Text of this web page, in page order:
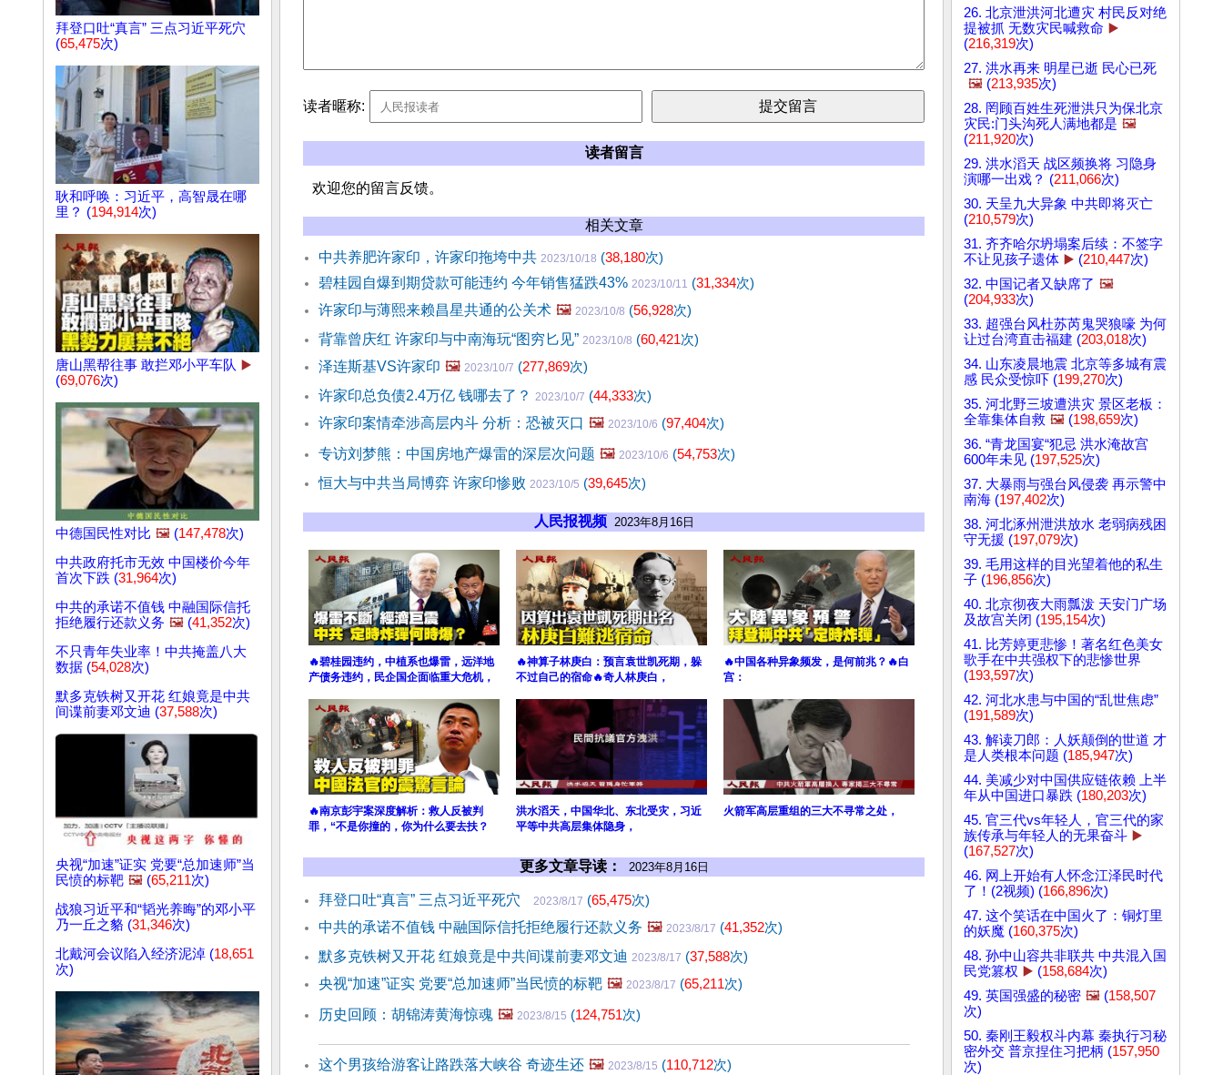
拜登口吐“真言” 三点习近平死穴
(65,475次)
耿和呼唤：习近平，高智晟在哪
里？ (194,914次)
唐山黑帮往事 敢拦邓小平车队 ▶️
(69,076次)
中德国民性对比 🖼️ (147,478次)
中共政府托市无效 中国楼价今年
首次下跌 (31,964次)
中共的承诺不值钱 中融国际信托
拒绝履行还款义务 🖼️ (41,352次)
不只青年失业率！中共掩盖八大
数据 (54,028次)
默多克铁树又开花 红娘竟是中共
间谍前妻邓文迪 (37,588次)
央视“加速”证实 党要“总加速师”当
民愤的标靶 🖼️ (65,211次)
战狼习近平和“韬光养晦”的邓小平
乃一丘之貉 (31,346次)
北戴河会议陷入经济泥淖 (18,651
次)
读者暱称:
读者留言
欢迎您的留言反馈。
相关文章
中共养肥许家印，许家印拖垮中共 2023/10/18 (38,180次)
碧桂园自爆到期贷款可能违约 今年销售猛跌43% 2023/10/11 (31,334次)
许家印与薄熙来赖昌星共通的公关术 🖼️ 2023/10/8 (56,928次)
背靠曾庆红 许家印与中南海玩“图穷匕见” 2023/10/8 (60,421次)
泽连斯基VS许家印 🖼️ 2023/10/7 (277,869次)
许家印总负债2.4万亿 钱哪去了？ 2023/10/7 (44,333次)
许家印案情牵涉高层内斗 分析：恐被灭口 🖼️ 2023/10/6 (97,404次)
专访刘梦熊：中国房地产爆雷的深层次问题 🖼️ 2023/10/6 (54,753次)
恒大与中共当局博弈 许家印惨败 2023/10/5 (39,645次)
人民报视频 2023年8月16日
🔥碧桂园违约，中植系也爆雷，远洋地
产债务违约，民企国企面临重大危机，
🔥神算子林庚白：预言袁世凯死期，躲
不过自己的宿命🔥奇人林庚白，
🔥中国各种异象频发，是何前兆？🔥白
宫：
🔥南京彭宇案深度解析：救人反被判
罪，“不是你撞的，你为什么要去扶？
洪水滔天，中国华北、东北受灾，习近
平等中共高层集体隐身，
火箭军高层重组的三大不寻常之处，
更多文章导读： 2023年8月16日
拜登口吐“真言” 三点习近平死穴 2023/8/17 (65,475次)
中共的承诺不值钱 中融国际信托拒绝履行还款义务 🖼️ 2023/8/17 (41,352次)
默多克铁树又开花 红娘竟是中共间谍前妻邓文迪 2023/8/17 (37,588次)
央视“加速”证实 党要“总加速师”当民愤的标靶 🖼️ 2023/8/17 (65,211次)
历史回顾：胡锦涛黄海惊魂 🖼️ 2023/8/15 (124,751次)
这个男孩给游客让路跌落大峡谷 奇迹生还 🖼️ 2023/8/15 (110,712次)
26. 北京泄洪河北遭灾 村民反对绝
提被抓 无数灾民喊救命 ▶️
(216,319次)
27. 洪水再来 明星已逝 民心已死
🖼️ (213,935次)
28. 罔顾百姓生死泄洪只为保北京
灾民:门头沟死人满地都是 🖼️
(211,920次)
29. 洪水滔天 战区频换将 习隐身
演哪一出戏？ (211,066次)
30. 天呈九大异象 中共即将灭亡
(210,579次)
31. 齐齐哈尔坍塌案后续：不签字
不让见孩子遗体 ▶️ (210,447次)
32. 中国记者又缺席了 🖼️
(204,933次)
33. 超强台风杜苏芮鬼哭狼嚎 为何
让过台湾直击福建 (203,018次)
34. 山东凌晨地震 北京等多城有震
感 民众受惊吓 (199,270次)
35. 河北野三坡遭洪灾 景区老板：
全靠集体自救 🖼️ (198,659次)
36. “青龙国宴“犯忌 洪水淹故宫
600年未见 (197,525次)
37. 大暴雨与强台风侵袭 再示警中
南海 (197,402次)
38. 河北涿州泄洪放水 老弱病残困
守无援 (197,079次)
39. 毛用这样的目光望着他的私生
子 (196,856次)
40. 北京彻夜大雨瓢泼 天安门广场
及故宫关闭 (195,154次)
41. 比芳婷更悲惨！著名红色美女
歌手在中共强权下的悲惨世界
(193,597次)
42. 河北水患与中国的“乱世焦虑”
(191,589次)
43. 解读刀郎：人妖颠倒的世道 才
是人类根本问题 (185,947次)
44. 美减少对中国供应链依赖 上半
年从中国进口暴跌 (180,203次)
45. 官三代vs年轻人，官三代的家
族传承与年轻人的无果奋斗 ▶️
(167,527次)
46. 网上开始有人怀念江泽民时代
了！(2视频) (166,896次)
47. 这个笑话在中国火了：铜灯里
的妖魔 (160,375次)
48. 孙中山容共非联共 中共混入国
民党篡权 ▶️ (158,684次)
49. 英国强盛的秘密 🖼️ (158,507
次)
50. 秦刚王毅权斗内幕 秦执行习秘
密外交 普京捏住习把柄 (157,950
次)